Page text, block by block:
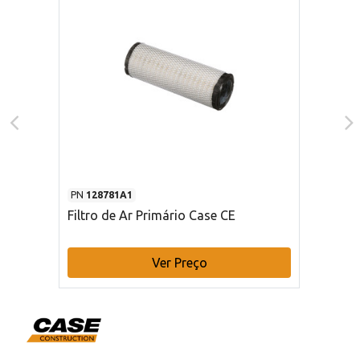
PN 128781A1
Filtro de Ar Primário Case CE
Ver Preço